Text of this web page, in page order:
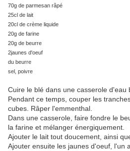
70g de parmesan râpé
25cl de lait
20cl de crème liquide
20g de farine
20g de beurre
2jaunes d'oeuf
du beurre
sel, poivre
Cuire le blé dans une casserole d'eau
Pendant ce temps, couper les
cubes. Râper l'emmenthal.
Dans une casserole, faire fondre le
la farine et mélanger énergiquement.
Ajouter le lait tout doucement, ainsi
Ajouter ensuite les jaunes d'oeuf, l'un